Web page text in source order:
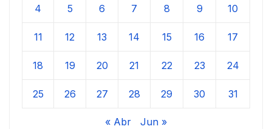
4 5 6 7 8 9 10
11 12 13 14 15 16 17
18 19 20 21 22 23 24
25 26 27 28 29 30 31
« Abr Jun »